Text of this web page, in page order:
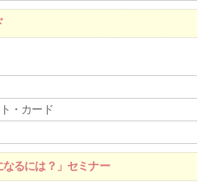
・カード
るには？」セミナー